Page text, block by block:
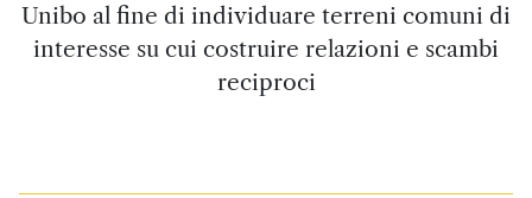
Unibo al fine di individuare terreni comuni di
interesse su cui costruire relazioni e scambi
reciproci